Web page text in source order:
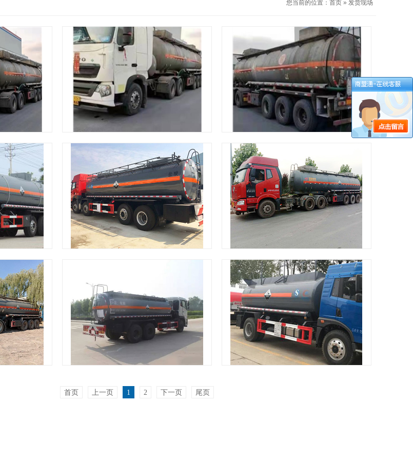
您当前的位置： 首页 » 发货现场
发货现场
发货现场
首页 上一页 1 2 下一页 尾页